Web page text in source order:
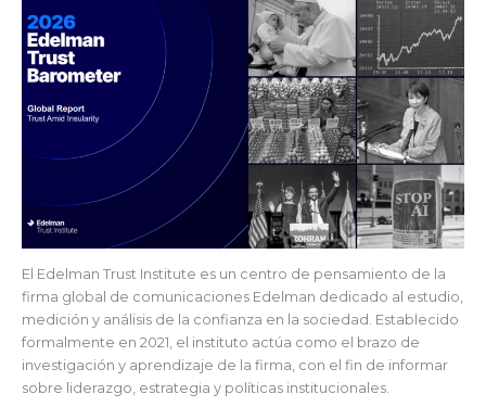
El Edelman Trust Institute es un centro de pensamiento de la
firma global de comunicaciones Edelman dedicado al estudio,
medición y análisis de la confianza en la sociedad. Establecido
formalmente en 2021, el instituto actúa como el brazo de
investigación y aprendizaje de la firma, con el fin de informar
sobre liderazgo, estrategia y políticas institucionales.